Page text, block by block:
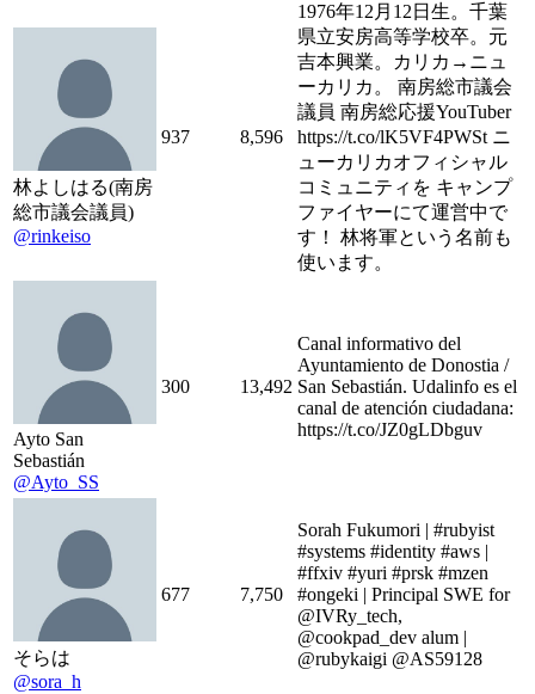
林よしはる(南房
総市議会議員)
@rinkeiso
937 8,596
1976年12月12日生。千葉
県立安房高等学校卒。元
吉本興業。カリカ→ニュ
ーカリカ。 南房総市議会
議員 南房総応援YouTuber
https://t.co/lK5VF4PWSt ニ
ューカリカオフィシャル
コミュニティを キャンプ
ファイヤーにて運営中で
す！ 林将軍という名前も
使います。
Ayto San
Sebastián
@Ayto_SS
300 13,492
Canal informativo del
Ayuntamiento de Donostia /
San Sebastián. Udalinfo es el
canal de atención ciudadana:
https://t.co/JZ0gLDbguv
そらは
@sora_h
677 7,750
Sorah Fukumori | #rubyist
#systems #identity #aws |
#ffxiv #yuri #prsk #mzen
#ongeki | Principal SWE for
@IVRy_tech,
@cookpad_dev alum |
@rubykaigi @AS59128